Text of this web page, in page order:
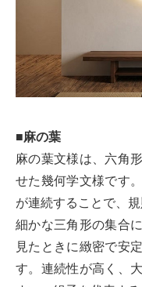
■麻の葉
麻の葉文様は、六角
せた幾何学文様です
が連続することで、
細かな三角形の集合
見たときに緻密で安
す。連続性が高く、